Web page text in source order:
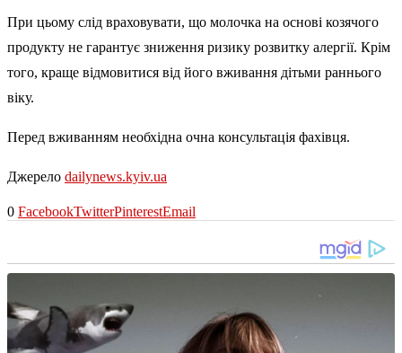
При цьому слід враховувати, що молочка на основі козячого
продукту не гарантує зниження ризику розвитку алергії. Крім
того, краще відмовитися від його вживання дітьми раннього
віку.
Перед вживанням необхідна очна консультація фахівця.
Джерело dailynews.kyiv.ua
0 FacebookTwitterPinterestEmail